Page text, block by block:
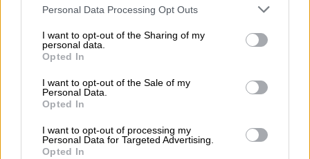
Please note that this website/app uses one or more Google
not limited to your visit or usage behaviour. You may click to
grant or deny consent to Google and its third-party tags to
use your data for below specified purposes in below Google
consent section.
Personal Data Processing Opt Outs
I want to opt-out of the Sharing of my
personal data.
Opted In
I want to opt-out of the Sale of my
Personal Data.
Opted In
I want to opt-out of processing my
Personal Data for Targeted Advertising.
Opted In
Υπενθυμίζεται ότι χθες υπήρξε παρέμβαση
από τον Άρειο Πάγο, ζητώντας την άσκηση
αυτεπάγγελτων ποινικών διώξεων, καθώς
διαδικασίας, δηλαδή συλλήψεων, για όσους
προβαίνουν σε παράνομες ενέργειες κατά τη
διάρκεια των κινητοποιήσεων